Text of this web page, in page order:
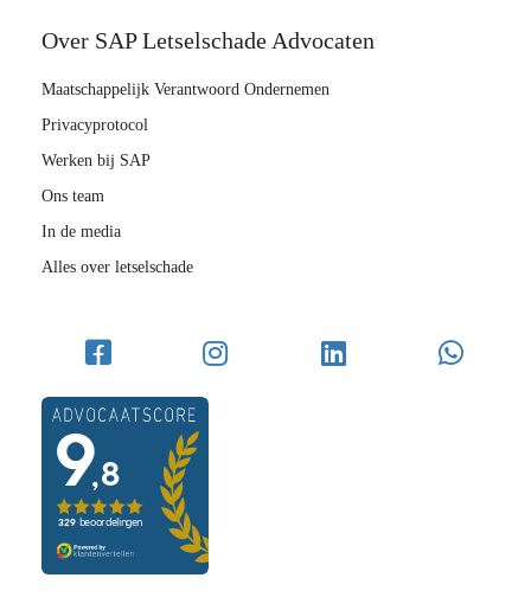
Over SAP Letselschade Advocaten
Maatschappelijk Verantwoord Ondernemen
Privacyprotocol
Werken bij SAP
Ons team
In de media
Alles over letselschade